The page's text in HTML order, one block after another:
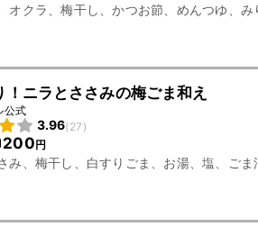
オクラ、梅干し、かつお節、めんつゆ、み
！ニラとささみの梅ごま和え
公式
3.96(27 )
200円
み、梅干し、白すりごま、お湯、塩、ご